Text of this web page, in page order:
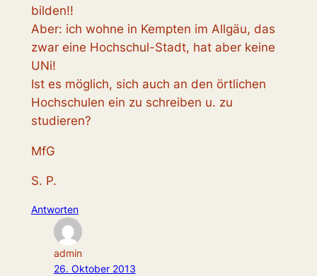
bilden!!
Aber: ich wohne in Kempten im Allgäu, das
zwar eine Hochschul-Stadt, hat aber keine
UNi!
Ist es möglich, sich auch an den örtlichen
Hochschulen ein zu schreiben u. zu
studieren?
MfG
S. P.
Antworten
admin
26. Oktober 2013